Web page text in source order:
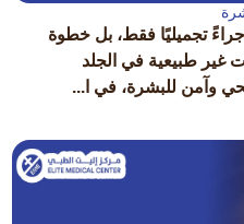
تجميليًا فقط، بل خطوة
غير طبيعية في الجلد
وآمن للبشرة، في ا...